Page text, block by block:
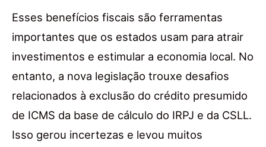
Esses benefícios fiscais são ferramentas
importantes que os estados usam para atrair
investimentos e estimular a economia local. No
entanto, a nova legislação trouxe desafios
relacionados à exclusão do crédito presumido
de ICMS da base de cálculo do IRPJ e da CSLL.
Isso gerou incertezas e levou muitos